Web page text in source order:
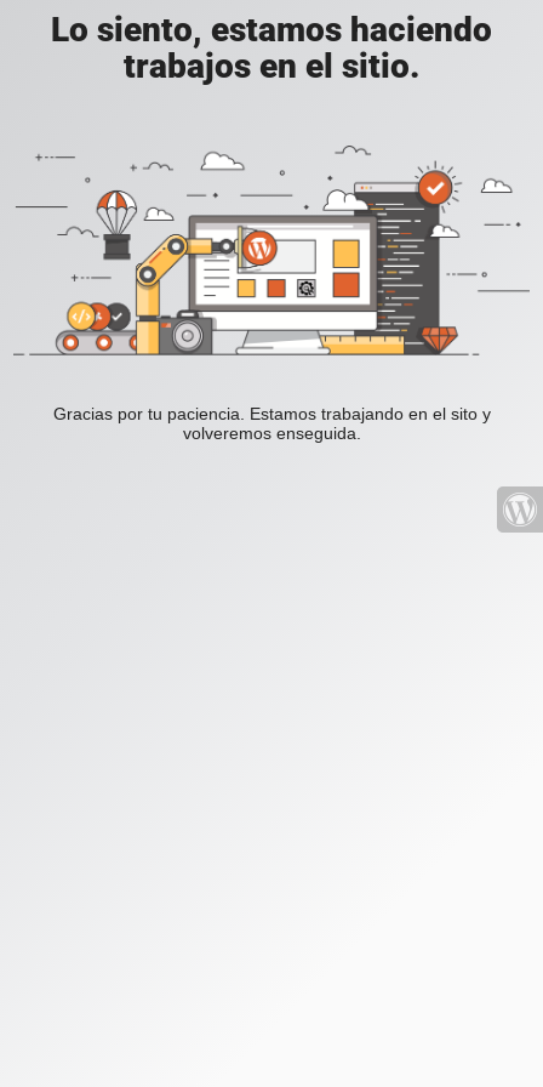
Lo siento, estamos haciendo
trabajos en el sitio.
Gracias por tu paciencia. Estamos trabajando en el sito y
volveremos enseguida.